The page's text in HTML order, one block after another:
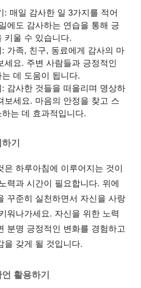
: 매일 감사한 일 3가지를 적어
에도 감사하는 연습을 통해 긍
키울 수 있습니다.
가족, 친구, 동료에게 감사의 마
세요. 주변 사람들과 긍정적인
데 도움이 됩니다.
감사한 것들을 떠올리며 명상하
보세요. 마음의 안정을 찾고 스
는 데 효과적입니다.
기
은 하루아침에 이루어지는 것이
력과 시간이 필요합니다. 위에
꾸준히 실천하면서 자신을 사랑
워나가세요. 자신을 위한 노력
분명 긍정적인 변화를 경험하고
을 갖게 될 것입니다.
활용하기